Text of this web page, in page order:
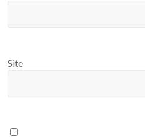
Site